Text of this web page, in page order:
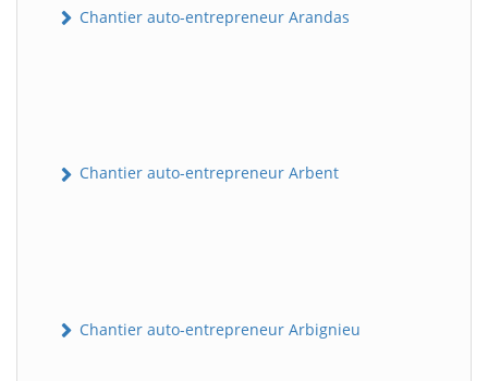
Chantier auto-entrepreneur Arandas
Chantier auto-entrepreneur Arbent
Chantier auto-entrepreneur Arbignieu